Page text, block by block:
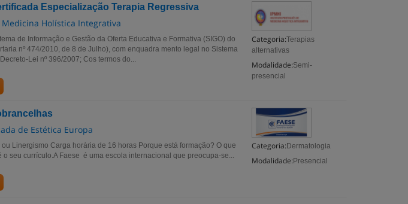
Especialização Terapia Regressiva
Holística Integrativa
Categoria:Terapias
alternativas
Modalidade:Semi-
presencial
de Informação e Gestão da Oferta Educativa e Formativa (SIGO) do
nº 474/2010, de 8 de Julho), com enquadra mento legal no Sistema
Lei nº 396/2007; Cos termos do...
de Estética Europa
Categoria: Dermatologia
Modalidade: Presencial
Linergismo Carga horária de 16 horas Porque está formação? O que
o seu currículo.A Faese é uma escola internacional que preocupa-se...